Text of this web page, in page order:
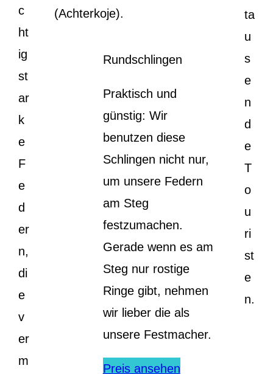
ta
u
s
e
n
d
e
T
o
u
ri
st
e
n.
c
ht
ig
st
ar
k
e
F
e
d
er
n,
di
e
v
er
m
(Achterkoje).
Rundschlingen
Praktisch und
günstig: Wir
benutzen diese
Schlingen nicht nur,
um unsere Federn
am Steg
festzumachen.
Gerade wenn es am
Steg nur rostige
Ringe gibt, nehmen
wir lieber die als
unsere Festmacher.
Preis ansehen